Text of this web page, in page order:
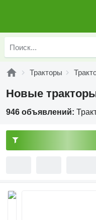
Тракторы
Новые
946 объявлений: